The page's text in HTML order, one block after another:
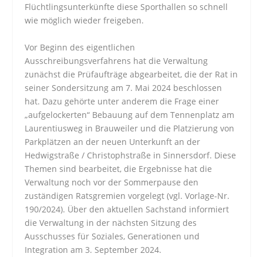
Flüchtlingsunterkünfte diese Sporthallen so schnell
wie möglich wieder freigeben.
Vor Beginn des eigentlichen
Ausschreibungsverfahrens hat die Verwaltung
zunächst die Prüfaufträge abgearbeitet, die der Rat in
seiner Sondersitzung am 7. Mai 2024 beschlossen
hat. Dazu gehörte unter anderem die Frage einer
„aufgelockerten“ Bebauung auf dem Tennenplatz am
Laurentiusweg in Brauweiler und die Platzierung von
Parkplätzen an der neuen Unterkunft an der
Hedwigstraße / Christophstraße in Sinnersdorf. Diese
Themen sind bearbeitet, die Ergebnisse hat die
Verwaltung noch vor der Sommerpause den
zuständigen Ratsgremien vorgelegt (vgl. Vorlage-Nr.
190/2024). Über den aktuellen Sachstand informiert
die Verwaltung in der nächsten Sitzung des
Ausschusses für Soziales, Generationen und
Integration am 3. September 2024.